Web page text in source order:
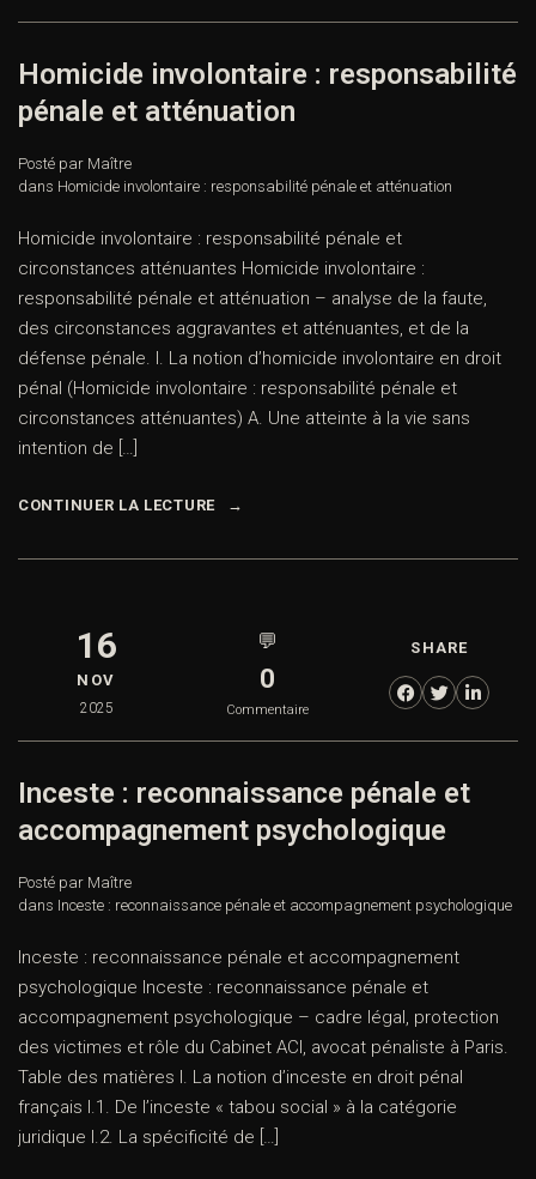
Homicide involontaire :
responsabilité pénale et atténuation
Posté par Maître
dans Homicide involontaire : responsabilité pénale et atténuation
Homicide involontaire : responsabilité pénale et
circonstances atténuantes Homicide involontaire :
responsabilité pénale et atténuation – analyse de la faute,
des circonstances aggravantes et atténuantes, et de la
défense pénale. I. La notion d’homicide involontaire en
droit pénal (Homicide involontaire : responsabilité pénale et
circonstances atténuantes) A. Une atteinte à la vie sans
intention de […]
CONTINUER LA LECTURE
16
NOV
2025
💬
0
Commentaire
SHARE
Inceste : reconnaissance pénale et
accompagnement psychologique
Posté par Maître
dans Inceste : reconnaissance pénale et accompagnement
Inceste : reconnaissance pénale et accompagnement
psychologique Inceste : reconnaissance pénale et
accompagnement psychologique – cadre légal, protection
des victimes et rôle du Cabinet ACI, avocat pénaliste à
Paris. Table des matières I. La notion d’inceste en droit
pénal français I.1. De l’inceste « tabou social » à la